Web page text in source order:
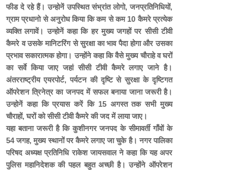
फीड दे रहे हैं। उन्होनें उपस्थित संभ्रांत लोगो, जनप्रतिनिधियों,
ग्राम प्रधानो से अनुरोध किया कि कम से कम 10 कैमरे प्रत्येक
व्यक्ति लगावें। उन्होनें कहा कि हर मुख्य जगहों पर सीसी टीवी
कैमरे व उसके मानिटरिंग से सुरक्षा का भाव पैदा होगा और उसका
प्रभाव सकारात्मक होगा। उन्होंने कहा कि वैसे मुख्य चौराहे व घरों
का सर्वे किया जाए जहां सीसी टीवी कैमरे लगाए जाने है।
अंतरराष्ट्रीय एयरपोर्ट, पर्यटन की दृष्टि से सुरक्षा के दृष्टिगत
ऑपरेशन त्रिनेत्र का जनपद में सफल बनाया जाना जरूरी है।
उन्होनें कहा कि प्रयास करें कि 15 अगस्त तक सभी मुख्य
चौराहों, घरों को सीसी टीवी कैमरे की जद में लाया जाए।
यहा बताना जरूरी है कि कुशीनगर जनपद के सीमावर्ती गाँवों के
54 जगह, मुख्य स्थानों पर कैमरे लगाए जा चुके है। नगर पालिका
परिषद अध्यक्ष प्रतिनिधि राकेश जायसवाल ने कहा कि यह अपर
पुलिस महानिदेशक की पहल बहुत अच्छी है। उन्होंने ऑपरेशन